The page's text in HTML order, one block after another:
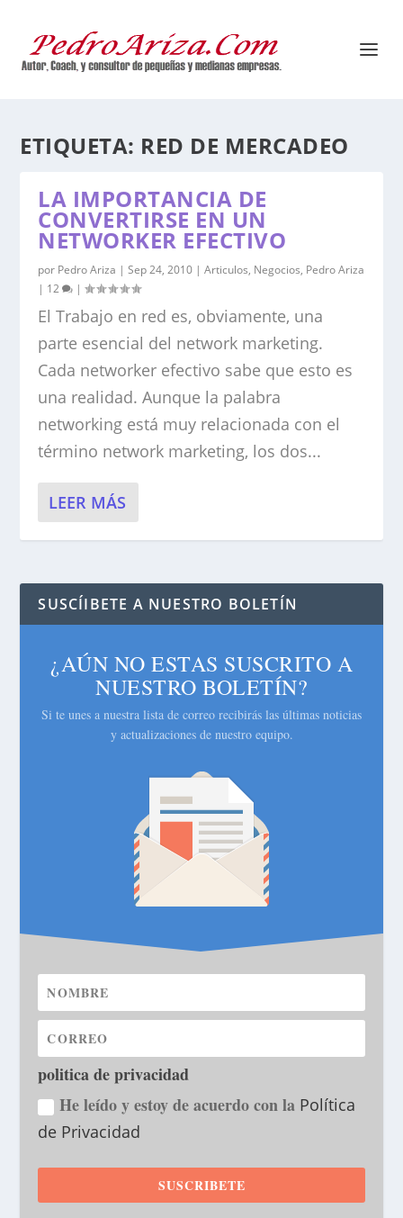
ETIQUETA: RED DE MERCADEO
LA IMPORTANCIA DE
CONVERTIRSE EN UN
NETWORKER EFECTIVO
por Pedro Ariza |Sep 24, 2010 |Articulos, Negocios, Pedro Ariza
| 12 |
El Trabajo en red es, obviamente, una
parte esencial del network marketing.
Cada networker efectivo sabe que esto es
una realidad. Aunque la palabra
networking está muy relacionada con el
término network marketing, los dos...
LEER MÁS
SUSCÍIBETE A NUESTRO BOLETÍN
¿AÚN NO ESTAS SUSCRITO A
NUESTRO BOLETÍN?
Si te unes a nuestra lista de correo recibirás las últimas noticias
y actualizaciones de nuestro equipo.
politica de privacidad
He leído y estoy de acuerdo con la Política
de Privacidad
SUSCRIBETE